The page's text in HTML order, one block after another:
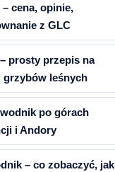
cena, opinie,
z GLC
prosty przepis na
grzybów leśnych
po górach
i Andory
– co zobaczyć, jak